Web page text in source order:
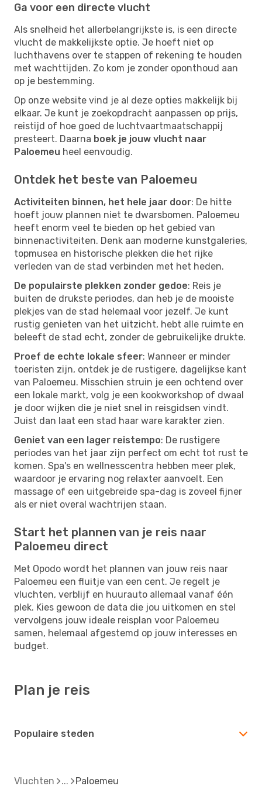
Ga voor een directe vlucht
Als snelheid het allerbelangrijkste is, is een directe
vlucht de makkelijkste optie. Je hoeft niet op
luchthavens over te stappen of rekening te houden
met wachttijden. Zo kom je zonder oponthoud aan
op je bestemming.
Op onze website vind je al deze opties makkelijk bij
elkaar. Je kunt je zoekopdracht aanpassen op prijs,
reistijd of hoe goed de luchtvaartmaatschappij
presteert. Daarna boek je jouw vlucht naar
Paloemeu heel eenvoudig.
Ontdek het beste van Paloemeu
Activiteiten binnen, het hele jaar door: De hitte
hoeft jouw plannen niet te dwarsbomen. Paloemeu
heeft enorm veel te bieden op het gebied van
binnenactiviteiten. Denk aan moderne kunstgaleries,
topmusea en historische plekken die het rijke
verleden van de stad verbinden met het heden.
De populairste plekken zonder gedoe: Reis je
buiten de drukste periodes, dan heb je de mooiste
plekjes van de stad helemaal voor jezelf. Je kunt
rustig genieten van het uitzicht, hebt alle ruimte en
beleeft de stad echt, zonder de gebruikelijke drukte.
Proef de echte lokale sfeer: Wanneer er minder
toeristen zijn, ontdek je de rustigere, dagelijkse kant
van Paloemeu. Misschien struin je een ochtend over
een lokale markt, volg je een kookworkshop of dwaal
je door wijken die je niet snel in reisgidsen vindt.
Juist dan laat een stad haar ware karakter zien.
Geniet van een lager reistempo: De rustigere
periodes van het jaar zijn perfect om echt tot rust te
komen. Spa's en wellnesscentra hebben meer plek,
waardoor je ervaring nog relaxter aanvoelt. Een
massage of een uitgebreide spa-dag is zoveel fijner
als er niet overal wachtrijen staan.
Start het plannen van je reis naar
Paloemeu direct
Met Opodo wordt het plannen van jouw reis naar
Paloemeu een fluitje van een cent. Je regelt je
vluchten, verblijf en huurauto allemaal vanaf één
plek. Kies gewoon de data die jou uitkomen en stel
vervolgens jouw ideale reisplan voor Paloemeu
samen, helemaal afgestemd op jouw interesses en
budget.
Plan je reis
Populaire steden
Vluchten Paloemeu